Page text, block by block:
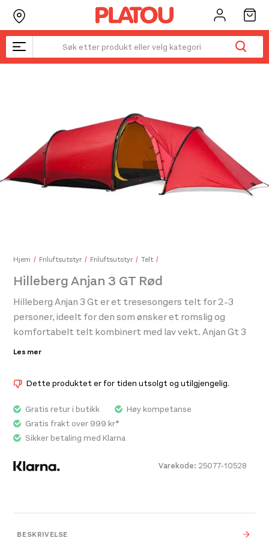
Hopp
rett
til
innholdet
198,-
Hjem Friluftsutstyr Friluftsutstyr Telt
Hilleberg Anjan 3 GT Rød
Hilleberg Anjan 3 Gt er et tresesongers telt for 2-3
personer, ideelt for den som ønsker et romslig og
komfortabelt telt kombinert med lav vekt. Anjan Gt 3
er et overraskende lett, men romslig soloalternativ for
under varmere årstider og snøfrie forhold. Takket være
gode ventilasjonsegenskaper og smarte løsninger er
Anjan perfekt for varme sommerdager.
Dette produktet er for tiden utsolgt og utilgjengelig.
Varekode: 25077-10528
Les mer
Gratis retur i butikk
Høy kompetanse
Gratis frakt over 999 kr*
Sikker betaling med Klarna
BESKRIVELSE